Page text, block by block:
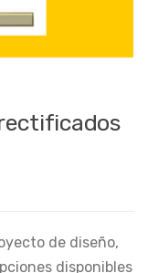
de diseño,
disponibles